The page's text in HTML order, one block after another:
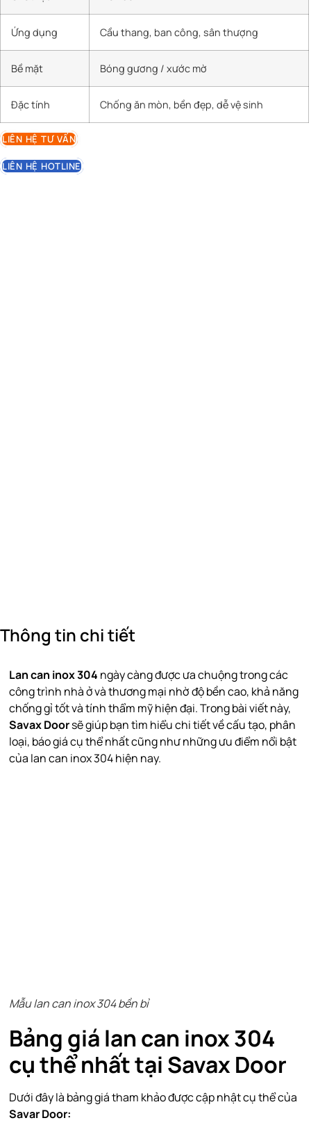
Ứng dụng Cầu thang, ban công, sân thượng
Bề mặt Bóng gương / xước mờ
Đặc tính Chống ăn mòn, bền đẹp, dễ vệ sinh
LIÊN HỆ TƯ VẤN
LIÊN HỆ HOTLINE
Thông tin chi tiết
Lan can inox 304 ngày càng được ưa chuộng trong các
công trình nhà ở và thương mại nhờ độ bền cao, khả năng
chống gỉ tốt và tính thẩm mỹ hiện đại. Trong bài viết này,
Savax Doorsẽ giúp bạn tìm hiểu chi tiết về cấu tạo, phân
loại, báo giá cụ thể nhất cũng như những ưu điểm nổi bật
của lan can inox 304 hiện nay.
Mẫu lan can inox 304 bền bỉ
Bảng giá lan can inox 304
cụ thể nhất tại Savax Door
Dưới đây là bảng giá tham khảo được cập nhật cụ thể của
Savar Door: